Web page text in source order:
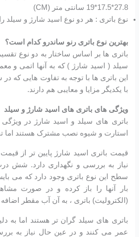
27.8*17.5*19 سانتی متر (CM)
نوع باتری : هر دو نوع اسید شارژ و سیلد
بهترین نوع باتری رنو ساندرو کدام است؟
باتری ها بر اساس ساختار به دو نوع
سیلد ( اسید شارژ ) که به آنها اتمی و
این باتری ها با توجه به تفاوت هایی که در
با یکدیگر مزایا و معایبی هم دارند.
ویژگی های باتری های اسید شارژ و سیلد
باتری های سیلد و اسید شارژ در
استارت و شیوه نصب مشترک هستند اما
قیمت باتری اسید شارژ پایین تر از
نیاز به بررسی و نگهداری دارد. شش
سطح این نوع باتری وجود دارد که می
بار آنها را باز کرده و در صورت
(الکترولیت) باتری ، به آن آب مقطر اضافه
باتری های سیلد گران تر هستند اما به
عمر می کنند و در عین حال نیاز به